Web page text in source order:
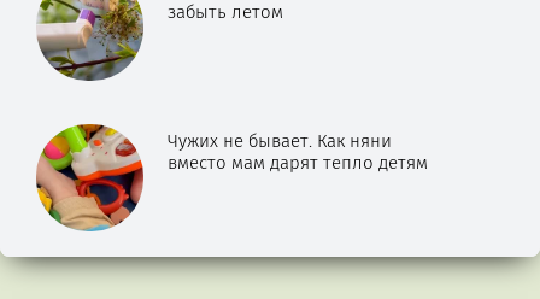
забыть летом
Чужих не бывает. Как няни
вместо мам дарят тепло детям